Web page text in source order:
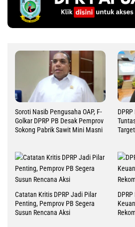
Soroti Nasib Pengusaha OAP, F-
Golkar DPRP PB Desak Pemprov
Sokong Pabrik Sawit Mini Masni
Catatan Kritis DPRP Jadi Pilar
Penting, Pemprov PB Segera
Susun Rencana Aksi